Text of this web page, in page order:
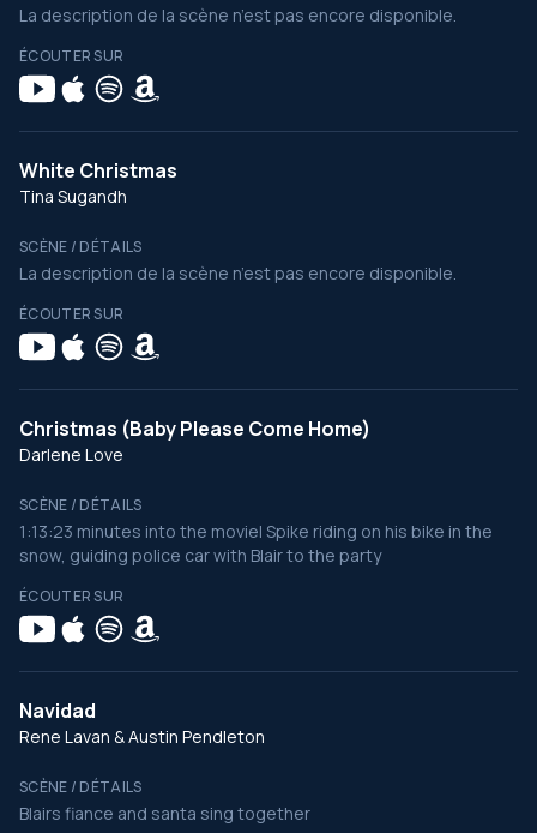
La description de la scène n’est pas encore disponible.
ÉCOUTER SUR
White Christmas
Tina Sugandh
SCÈNE / DÉTAILS
La description de la scène n’est pas encore disponible.
ÉCOUTER SUR
Christmas (Baby Please Come Home)
Darlene Love
SCÈNE / DÉTAILS
1:13:23 minutes into the movie| Spike riding on his bike in the
snow, guiding police car with Blair to the party
ÉCOUTER SUR
Navidad
Rene Lavan & Austin Pendleton
SCÈNE / DÉTAILS
Blairs fiance and santa sing together